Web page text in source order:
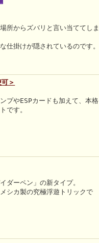
所からズバリと言い当ててしま
仕掛けが隠されているのです。
＞
プやESPカードも加えて、本格
です。
ダーペン」の新タイプ。
シカ製の究極浮遊トリックで